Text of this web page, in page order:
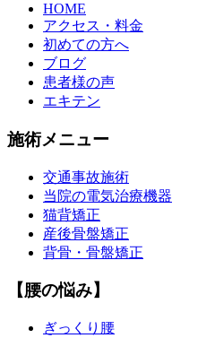
HOME
アクセス・料金
初めての方へ
ブログ
患者様の声
エキテン
施術メニュー
交通事故施術
当院の電気治療機器
猫背矯正
産後骨盤矯正
背骨・骨盤矯正
【腰の悩み】
ぎっくり腰